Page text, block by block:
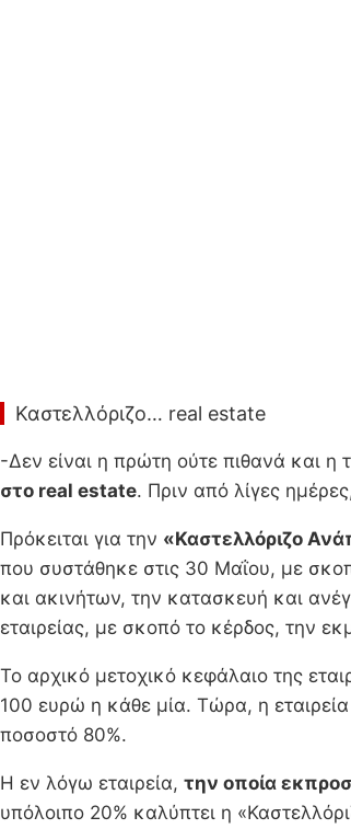
Καστελλόριζο… real estate
-Δεν είναι η πρώτη ούτε πιθανά και η
στο real estate. Πριν από λίγες
Πρόκειται για την «Καστελλόριζο
που συστάθηκε στις 30 Μαΐου, με
και ακινήτων, την κατασκευή και
εταιρείας, με σκοπό το κέρδος, την
Το αρχικό μετοχικό κεφάλαιο της
100 ευρώ η κάθε μία. Τώρα, η
ποσοστό 80%.
Η εν λόγω εταιρεία, την οποία
υπόλοιπο 20% καλύπτει η